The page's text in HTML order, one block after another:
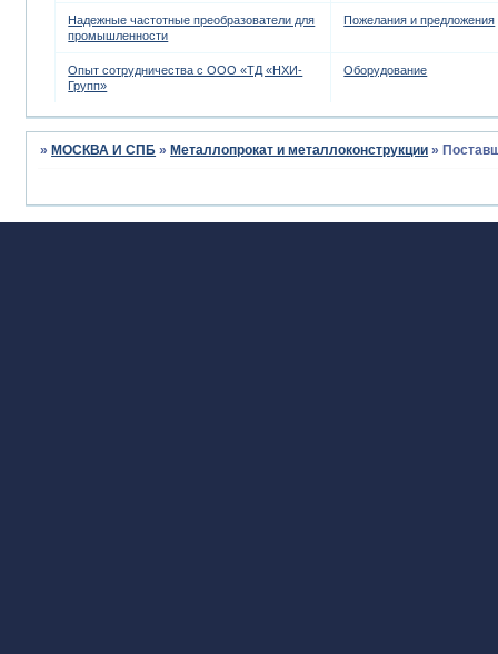
Надежные частотные преобразователи для
промышленности
Пожелания и предложения
Опыт сотрудничества с ООО «ТД «НХИ-
Групп»
Оборудование
» МОСКВА И СПБ » Металлопрокат и металлоконструкции »